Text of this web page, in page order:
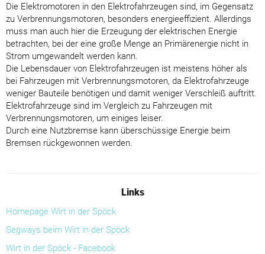
Die Elektromotoren in den Elektrofahrzeugen sind, im Gegensatz
zu Verbrennungsmotoren, besonders energieeffizient. Allerdings
muss man auch hier die Erzeugung der elektrischen Energie
betrachten, bei der eine große Menge an Primärenergie nicht in
Strom umgewandelt werden kann.
Die Lebensdauer von Elektrofahrzeugen ist meistens höher als
bei Fahrzeugen mit Verbrennungsmotoren, da Elektrofahrzeuge
weniger Bauteile benötigen und damit weniger Verschleiß auftritt.
Elektrofahrzeuge sind im Vergleich zu Fahrzeugen mit
Verbrennungsmotoren, um einiges leiser.
Durch eine Nutzbremse kann überschüssige Energie beim
Bremsen rückgewonnen werden.
Links
Homepage Wirt in der Spöck
Segways beim Wirt in der Spöck
Wirt in der Spöck - Facebook